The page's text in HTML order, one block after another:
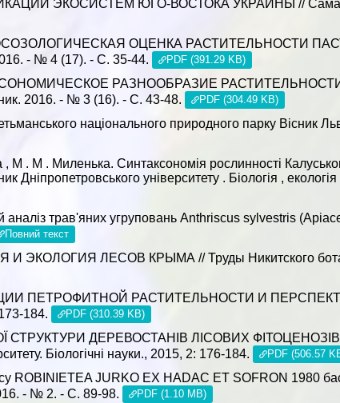
ЭКОСИСТЕМ ЮГО-ВОСТОКА УКРАИНЫ //
ОЦЕНКА РАСТИТЕЛЬНОСТИ
- № 4 (17). - С. 35-44.
PDF (391.29 KB)
РАЗНООБРАЗИЕ
2016. - № 3 (16). - С. 43-48.
PDF (304.49 KB)
національного природного парку Вісник
. М . Миленька. Синтаксономія рослинності
Дніпропетровського університету . Біологія ,
трав'яних угруповань Аnthriscus sylvestris
Повний текст
ЛЕСОВ КРЫМА // Труды Никитского
ПЕТРОФИТНОЙ РАСТИТЕЛЬНОСТИ И
184.
PDF (310.39 KB)
ДЕРЕВОСТАНІВ ЛІСОВИХ
Біологічні науки., 2015, 2: 176-184.
PDF (506.57
ROBINIETEA JURKO EX HADAC ET SOFRON 1980
- № 2. - С. 89-98.
PDF (1.10 MB)